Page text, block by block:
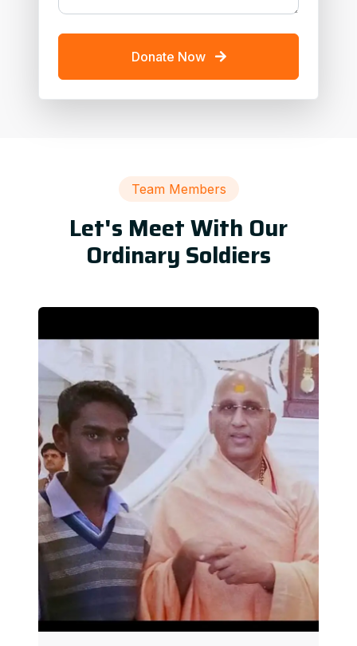
Donate Now
Team Members
Let's Meet With Our
Ordinary Soldiers